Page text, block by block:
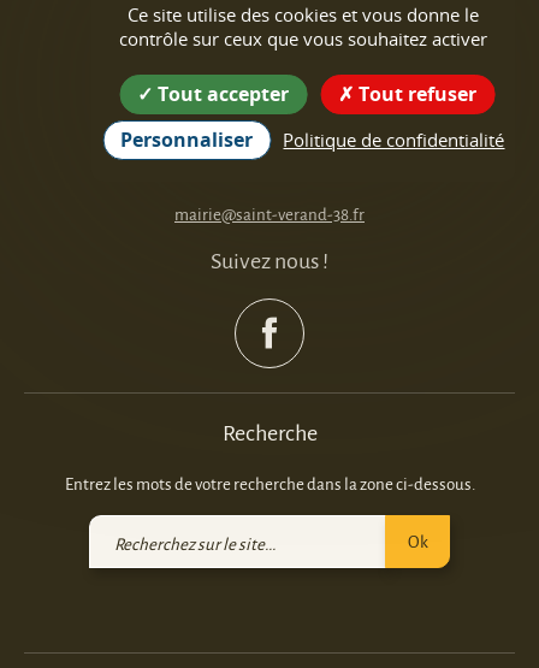
La mairie
412 Le village
38160 Saint-Vérand
mairie@saint-verand-38.fr
Suivez nous !
Recherche
Entrez les mots de votre recherche dans la zone ci-dessous.
Recherchez
Ok
Ce site utilise des cookies et vous donne le
contrôle sur ceux que vous souhaitez activer
Tout accepter
Tout refuser
Personnaliser
Politique de confidentialité